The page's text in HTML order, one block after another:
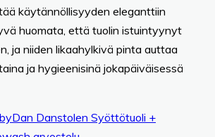
käytännöllisyyden eleganttiin
huomata, että tuolin istuintyynyt
ja niiden likaahylkivä pinta auttaa
ja hygieenisinä jokapäiväisessä
Danstolen Syöttötuoli +